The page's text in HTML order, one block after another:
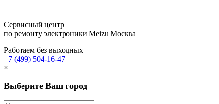
Сервисный центр
по ремонту электроники Meizu Москва
Работаем без выходных
+7 (499) 504-16-47
×
Выберите Ваш город